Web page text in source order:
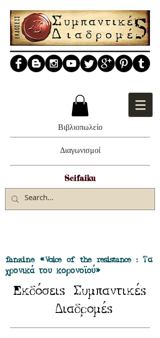
Βιβλιοπωλείο
Διαγωνισμοί
Scifaiku
fanzine «Voice of the resistance : Τα
χρονικά του κορονοϊού»
Eκδόσειs Συμπαντικέs
Διαδρομέs